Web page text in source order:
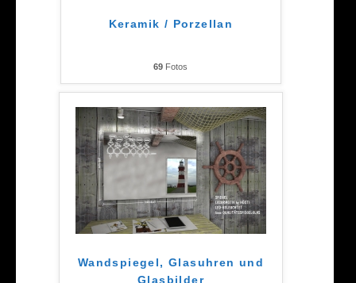
Keramik / Porzellan
69 Fotos
Wandspiegel, Glasuhren und
Glasbilder